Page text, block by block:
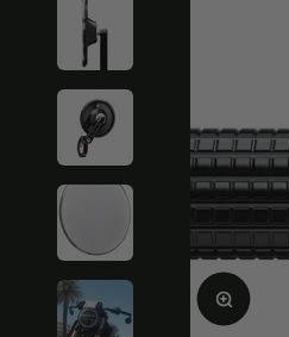
Bild vergrößern